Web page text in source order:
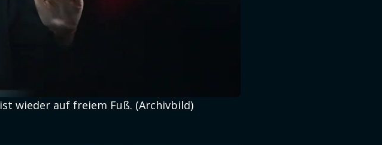
wieder auf freiem Fuß. (Archivbild)